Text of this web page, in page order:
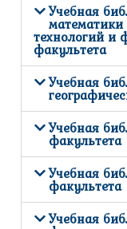
Учебная
технологий и
факультета
Учебная
Учебная
факультета
Учебная
факультета
Учебная